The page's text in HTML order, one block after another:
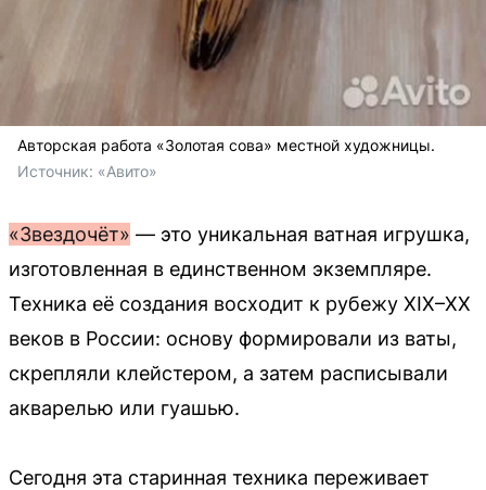
Авторская работа «Золотая сова» местной художницы.
Источник: «Авито»
«Звездочёт» — это уникальная ватная игрушка,
изготовленная в единственном экземпляре.
Техника её создания восходит к рубежу XIX–XX
веков в России: основу формировали из ваты,
скрепляли клейстером, а затем расписывали
акварелью или гуашью.
Сегодня эта старинная техника переживает